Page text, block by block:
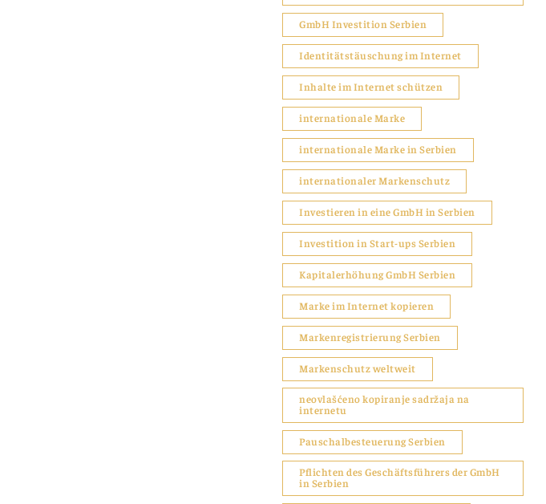
GmbH Investition Serbien
Identitätstäuschung im Internet
Inhalte im Internet schützen
internationale Marke
internationale Marke in Serbien
internationaler Markenschutz
Investieren in eine GmbH in Serbien
Investition in Start-ups Serbien
Kapitalerhöhung GmbH Serbien
Marke im Internet kopieren
Markenregistrierung Serbien
Markenschutz weltweit
neovlašćeno kopiranje sadržaja na
internetu
Pauschalbesteuerung Serbien
Pflichten des Geschäftsführers der GmbH
in Serbien